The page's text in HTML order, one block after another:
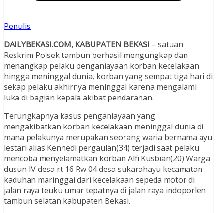
Penulis
DAILYBEKASI.COM, KABUPATEN BEKASI – satuan
Reskrim Polsek tambun berhasil mengungkap dan
menangkap pelaku penganiayaan korban kecelakaan
hingga meninggal dunia, korban yang sempat tiga hari di
sekap pelaku akhirnya meninggal karena mengalami
luka di bagian kepala akibat pendarahan.
Terungkapnya kasus penganiayaan yang
mengakibatkan korban kecelakaan meninggal dunia di
mana pelakunya merupakan seorang waria bernama ayu
lestari alias Kennedi pergaulan(34) terjadi saat pelaku
mencoba menyelamatkan korban Alfi Kusbian(20) Warga
dusun IV desa rt 16 Rw 04 desa sukarahayu kecamatan
kaduhan maringgai dari kecelakaan sepeda motor di
jalan raya teuku umar tepatnya di jalan raya indoporlen
tambun selatan kabupaten Bekasi.